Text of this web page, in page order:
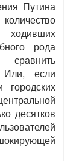
Путина
рода
Или, если
городских
десятков